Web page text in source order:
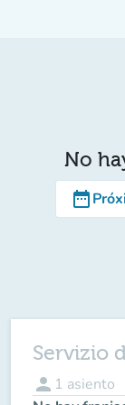
No
date_range
Servizio
person 1 asiento